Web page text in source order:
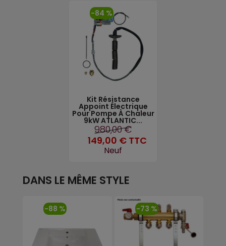
Kit Résistance
Appoint Électrique
Pour Pompe À Chaleur
9kW ATLANTIC...
980,00 €
149,00 € TTC
Neuf
-84 %
DANS LE MÊME STYLE
-88 % -73 %